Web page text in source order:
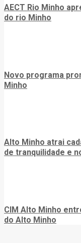
AECT Rio Minho
do rio Minho
Novo programa
Minho
Alto Minho atrai
de tranquilidade e
CIM Alto Minho
do Alto Minho